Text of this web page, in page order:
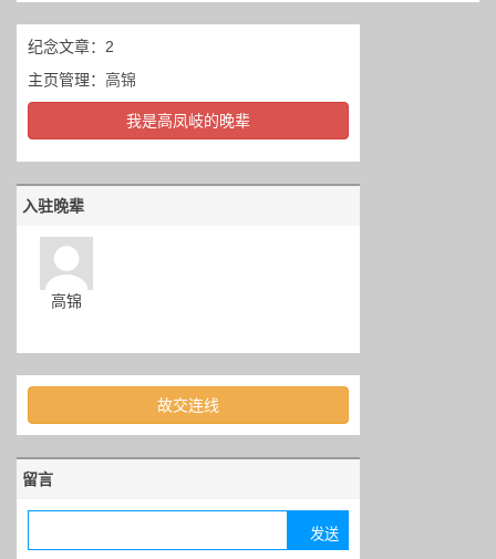
纪念文章：2
主页管理： 高锦
我是高凤岐的晚辈
入驻晚辈
高锦
故交连线
留言